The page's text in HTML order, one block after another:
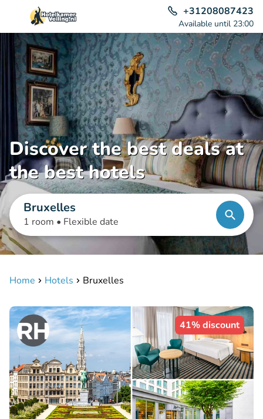
+31208087423
Available until 23:00
Discover the best deals at
the best hotels
Bruxelles
1 room • Flexible date
Home Hotels Bruxelles
41% discount